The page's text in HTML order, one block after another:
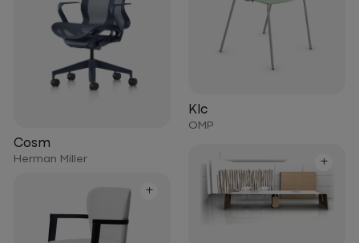
Klc
OMP
Cosm
Herman Miller +
+